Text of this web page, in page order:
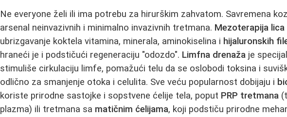
Ne everyone želi ili ima potrebu za hirurškim zahvatom. Savremena
arsenal neinvazivnih i minimalno invazivnih tretmana. Mezoterapija lica
ubrizgavanje koktela vitamina, minerala, aminokiselina i hijaluronskih
hraneći je i podstičući regeneraciju "odozdo". Limfna drenaža je
stimuliše cirkulaciju limfe, pomažući telu da se oslobodi toksina i
odlično za smanjenje otoka i celulita. Sve veću popularnost dobijaju i
koriste prirodne sastojke i sopstvene ćelije tela, poput PRP tretmana
plazma) ili tretmana sa matičnim ćelijama, koji podstiču prirodne